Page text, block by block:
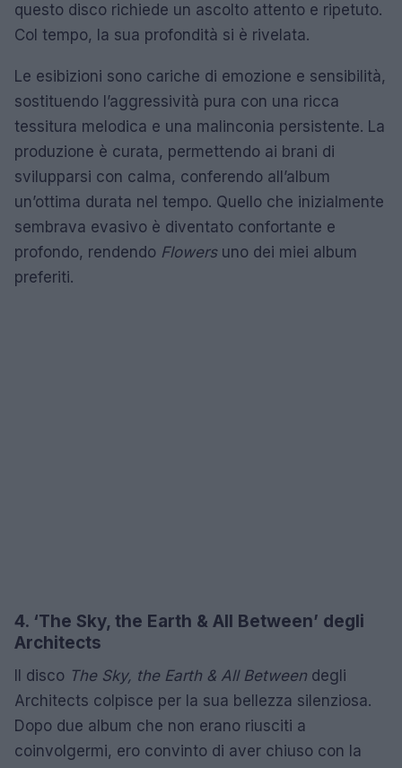
questo disco richiede un ascolto attento e ripetuto.
Col tempo, la sua profondità si è rivelata.
Le esibizioni sono cariche di emozione e sensibilità,
sostituendo l’aggressività pura con una ricca
tessitura melodica e una malinconia persistente. La
produzione è curata, permettendo ai brani di
svilupparsi con calma, conferendo all’album
un’ottima durata nel tempo. Quello che inizialmente
sembrava evasivo è diventato confortante e
profondo, rendendo Flowersuno dei miei album
preferiti.
4. ‘The Sky, the Earth & All Between’ degli
Architects
Il disco The Sky, the Earth & All Between degli
Architects colpisce per la sua bellezza silenziosa.
Dopo due album che non erano riusciti a
coinvolgermi, ero convinto di aver chiuso con la